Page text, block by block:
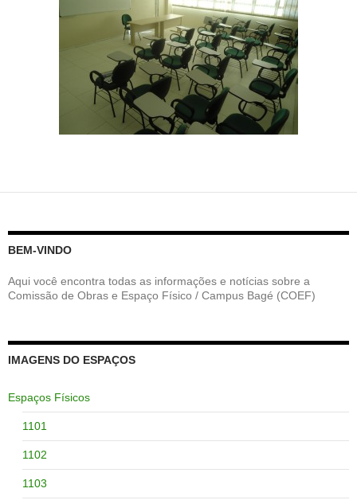
BEM-VINDO
Aqui você encontra todas as informações e notícias sobre a
Comissão de Obras e Espaço Físico / Campus Bagé (COEF)
IMAGENS DO ESPAÇOS
Espaços Físicos
1101
1102
1103